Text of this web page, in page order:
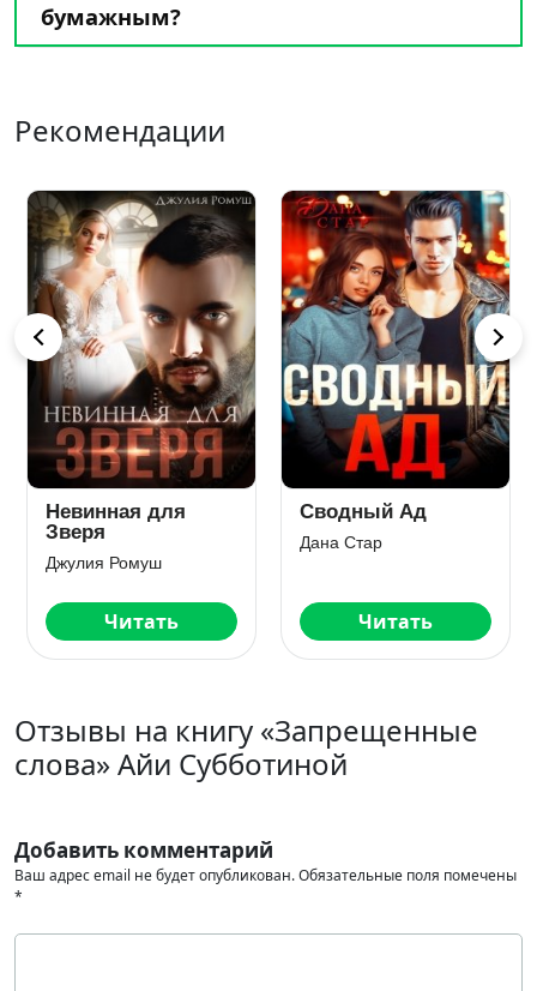
бумажным?
Рекомендации
Я тебя у него
заберу
Элла Савицкая
Читать
Эскорт для
сводных
Читать
Отзывы на книгу «Запрещенные
слова» Айи Субботиной
Добавить комментарий
Ваш адрес email не будет опубликован.Обязательные поля помечены
*